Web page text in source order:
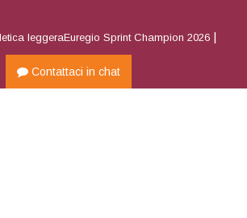
leggeraEuregio Sprint Champion 2026 |Atletica
Contattaci in chat